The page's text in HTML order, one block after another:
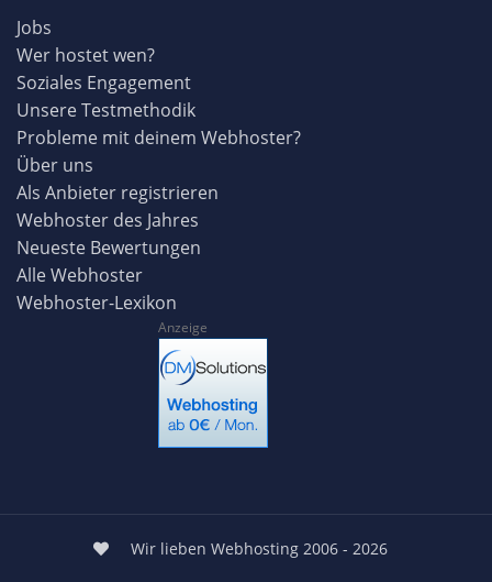
Jobs
Wer hostet wen?
Soziales Engagement
Unsere Testmethodik
Probleme mit deinem Webhoster?
Über uns
Als Anbieter registrieren
Webhoster des Jahres
Neueste Bewertungen
Alle Webhoster
Webhoster-Lexikon
Anzeige
Wir lieben Webhosting 2006 - 2026